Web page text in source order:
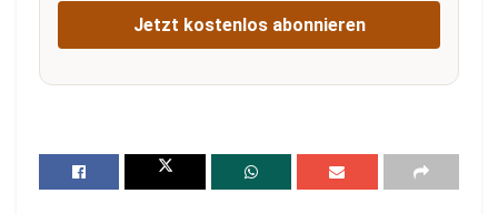
Jetzt kostenlos abonnieren